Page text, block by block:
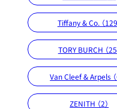
Tiffany & Co. （129
TORY BURCH （25
Van Cleef & Arpels （
ZENITH （2）